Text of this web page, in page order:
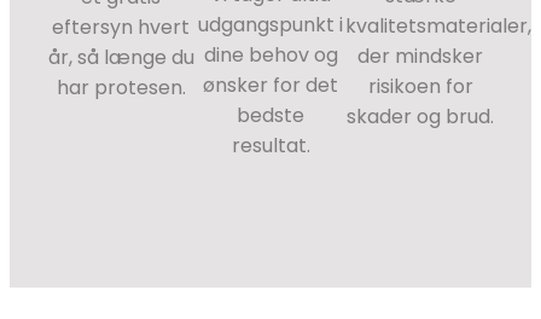
eftersyn hvert
år, så længe du
har protesen.
udgangspunkt i
dine behov og
ønsker for det
bedste
resultat.
kvalitetsmaterialer,
der mindsker
risikoen for
skader og brud.